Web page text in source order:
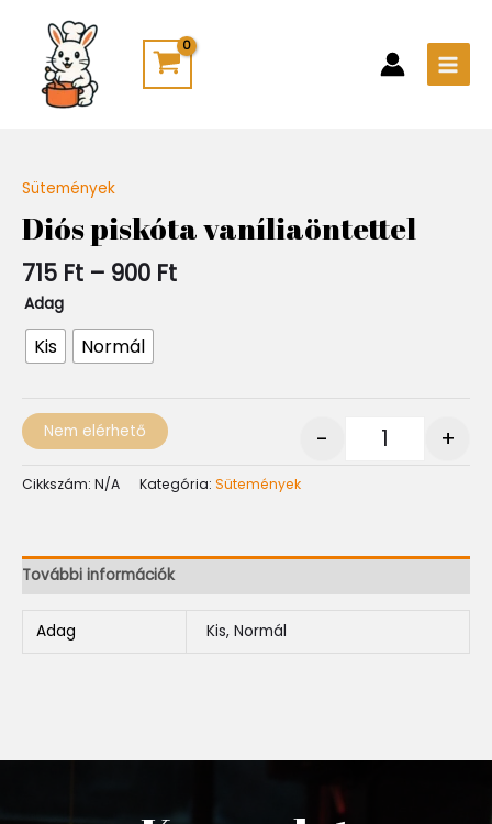
content
Sütemények
Diós piskóta vaníliaöntettel
715 Ft – 900 Ft
-
900 Ft
Adag
Kis Normál
- +
Nem elérhető
Cikkszám: N/A Kategória: Sütemények
További információk
Adag Kis, Normál